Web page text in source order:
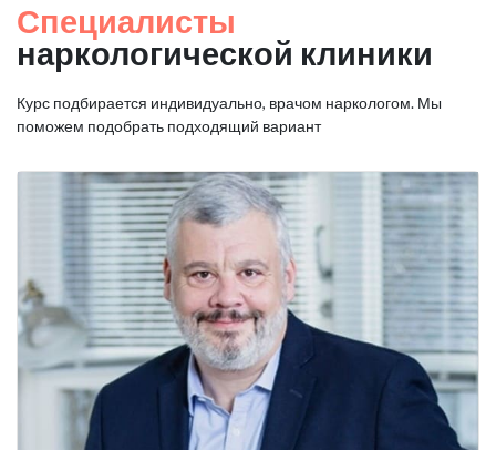
Специалисты
наркологической клиники
Курс подбирается индивидуально, врачом наркологом. Мы
поможем подобрать подходящий вариант